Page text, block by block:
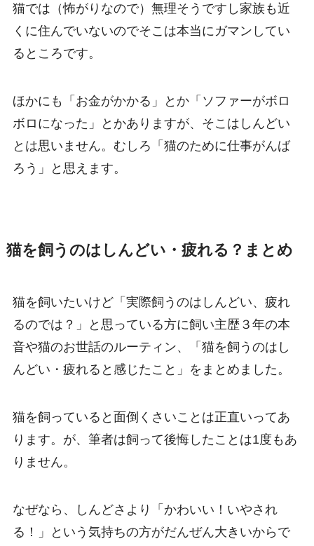
猫では（怖がりなので）無理そうですし家族も近
くに住んでいないのでそこは本当にガマンしてい
るところです。
ほかにも「お金がかかる」とか「ソファーがボロ
ボロになった」とかありますが、そこはしんどい
とは思いません。むしろ「猫のために仕事がんば
ろう」と思えます。
猫を飼うのはしんどい・疲れる？まとめ
猫を飼いたいけど「実際飼うのはしんどい、疲れ
るのでは？」と思っている方に飼い主歴３年の本
音や猫のお世話のルーティン、「猫を飼うのはし
んどい・疲れると感じたこと」をまとめました。
猫を飼っていると面倒くさいことは正直いってあ
ります。が、筆者は飼って後悔したことは1度もあ
りません。
なぜなら、しんどさより「かわいい！いやされ
る！」という気持ちの方がだんぜん大きいからで